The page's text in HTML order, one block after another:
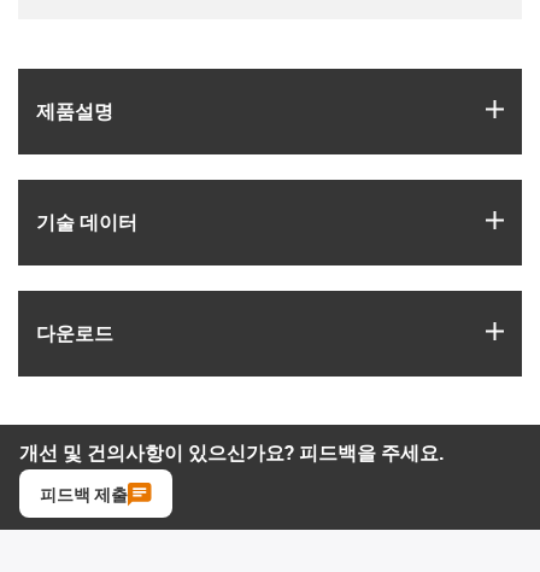
제품­설명
기술 데이터
다운로드
개선 및 건의사항이 있으신가요? 피드백을 주세요.
피드백 제출